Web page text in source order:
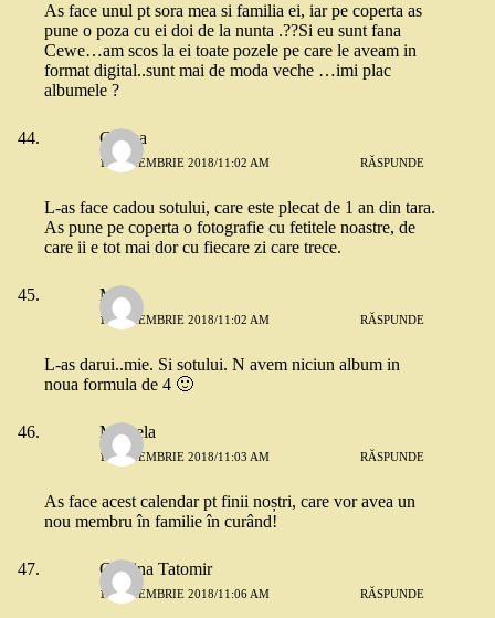
As face unul pt sora mea si familia ei, iar pe coperta as
pune o poza cu ei doi de la nunta .??Si eu sunt fana
Cewe…am scos la ei toate pozele pe care le aveam in
format digital..sunt mai de moda veche …imi plac
albumele ?
Corina
13 NOIEMBRIE 2018/11:02 AM RĂSPUNDE
L-as face cadou sotului, care este plecat de 1 an din tara.
As pune pe coperta o fotografie cu fetitele noastre, de
care ii e tot mai dor cu fiecare zi care trece.
Mara
13 NOIEMBRIE 2018/11:02 AM RĂSPUNDE
L-as darui..mie. Si sotului. N avem niciun album in
noua formula de 4 🙂
Mihaela
13 NOIEMBRIE 2018/11:03 AM RĂSPUNDE
As face acest calendar pt finii noștri, care vor avea un
nou membru în familie în curând!
Cristina Tatomir
13 NOIEMBRIE 2018/11:06 AM RĂSPUNDE